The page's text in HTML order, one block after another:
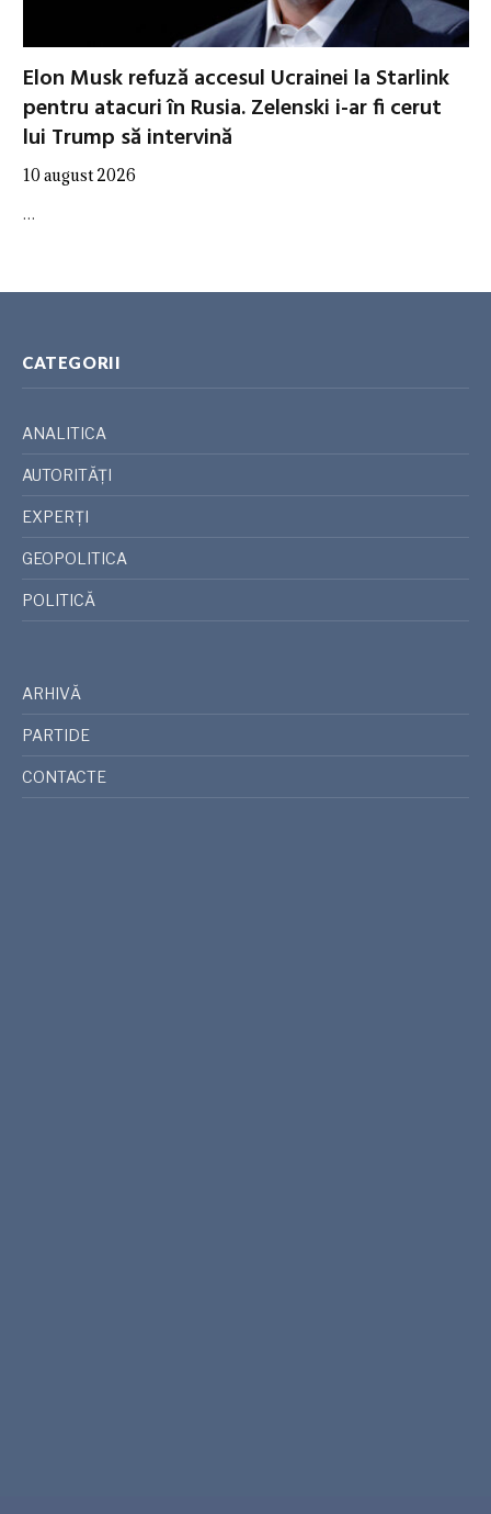
Elon Musk refuză accesul Ucrainei la Starlink
pentru atacuri în Rusia. Zelenski i-ar fi cerut
lui Trump să intervină
10 august 2026
…
CATEGORII
ANALITICA
AUTORITĂȚI
EXPERȚI
GEOPOLITICA
POLITICĂ
ARHIVĂ
PARTIDE
CONTACTE